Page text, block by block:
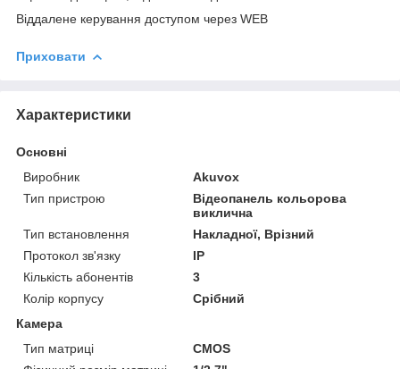
Віддалене керування доступом через WEB
Приховати
Характеристики
Основні
Виробник
Akuvox
Тип пристрою
Відеопанель кольорова
виклична
Тип встановлення
Накладної, Врізний
Протокол зв'язку
IP
Кількість абонентів
3
Колір корпусу
Срібний
Камера
Тип матриці
CMOS